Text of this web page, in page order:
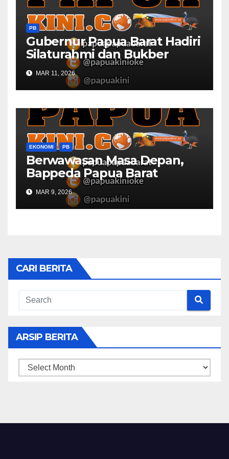
PB
Gubernur Papua Barat Hadiri
Silaturahmi dan Bukber
Bersama DPR RI dan
Mendagri di IPDN
MAR 11, 2026
EKONOMI PB
Berwawasan Masa Depan,
Bappeda Papua Barat
Konsultasi Publik RKPD 2027
MAR 9, 2026
CARI BERITA
ARSIP BERITA
ARSIP